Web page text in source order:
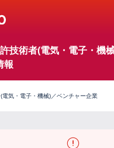
許技術者(電気・電子・機
報
電気・電子・機械)／ベンチャー企業